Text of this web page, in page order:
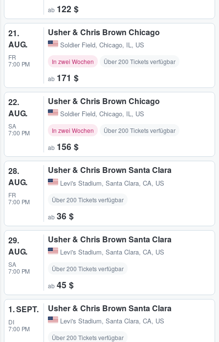
ab 122 $
21.
AUG.
FR
7:00 PM
Usher & Chris Brown Chicago
Soldier Field, Chicago, IL, US
In zwei Wochen Über 200 Tickets verfügbar
ab 171 $
22.
AUG.
SA
7:00 PM
Usher & Chris Brown Chicago
Soldier Field, Chicago, IL, US
In zwei Wochen Über 200 Tickets verfügbar
ab 156 $
28.
AUG.
FR
7:00 PM
Usher & Chris Brown Santa Clara
Levi's Stadium, Santa Clara, CA, US
Über 200 Tickets verfügbar
ab 36 $
29.
AUG.
SA
7:00 PM
Usher & Chris Brown Santa Clara
Levi's Stadium, Santa Clara, CA, US
Über 200 Tickets verfügbar
ab 45 $
1. SEPT.
DI
7:00 PM
Usher & Chris Brown Santa Clara
Levi's Stadium, Santa Clara, CA, US
Über 200 Tickets verfügbar